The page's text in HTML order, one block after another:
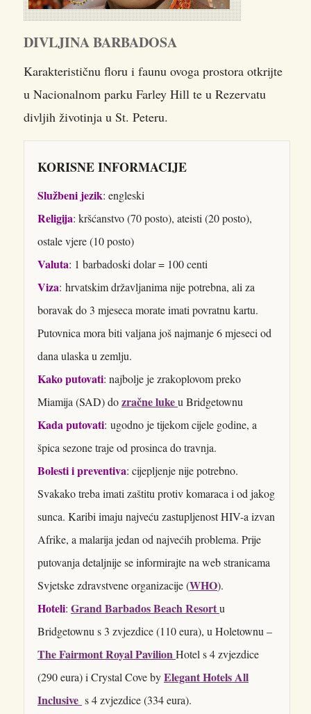
DIVLJINA BARBADOSA
Karakterističnu floru i faunu ovoga prostora otkrijte
u Nacionalnom parku Farley Hill te u Rezervatu
divljih životinja u St. Peteru.
KORISNE INFORMACIJE
Službeni jezik: engleski
Religija: kršćanstvo (70 posto), ateisti (20 posto),
ostale vjere (10 posto)
Valuta: 1 barbadoski dolar = 100 centi
Viza: hrvatskim državljanima nije potrebna, ali za
boravak do 3 mjeseca morate imati povratnu kartu.
Putovnica mora biti valjana još najmanje 6 mjeseci od
dana ulaska u zemlju.
Kako putovati: najbolje je zrakoplovom preko
Miamija (SAD) dozračne lukeu Bridgetownu
Kada putovati: ugodno je tijekom cijele godine, a
špica sezone traje od prosinca do travnja.
Bolesti i preventiva: cijepljenje nije potrebno.
Svakako treba imati zaštitu protiv komaraca i od jakog
sunca. Karibi imaju najveću zastupljenost HIV-a izvan
Afrike, a malarija jedan od najvećih problema. Prije
putovanja detaljnije se informirajte na web stranicama
Svjetske zdravstvene organizacije (WHO).
Hoteli: Grand Barbados Beach Resortu
Bridgetownu s 3 zvjezdice (110 eura), u Holetownu –
The Fairmont Royal PavilionHotel s 4 zvjezdice
(290 eura) i Crystal Cove byElegant Hotels All
Inclusive s 4 zvjezdice (334 eura).